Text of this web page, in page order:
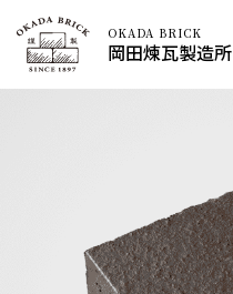
OKADA BRICK
岡田煉瓦製造所